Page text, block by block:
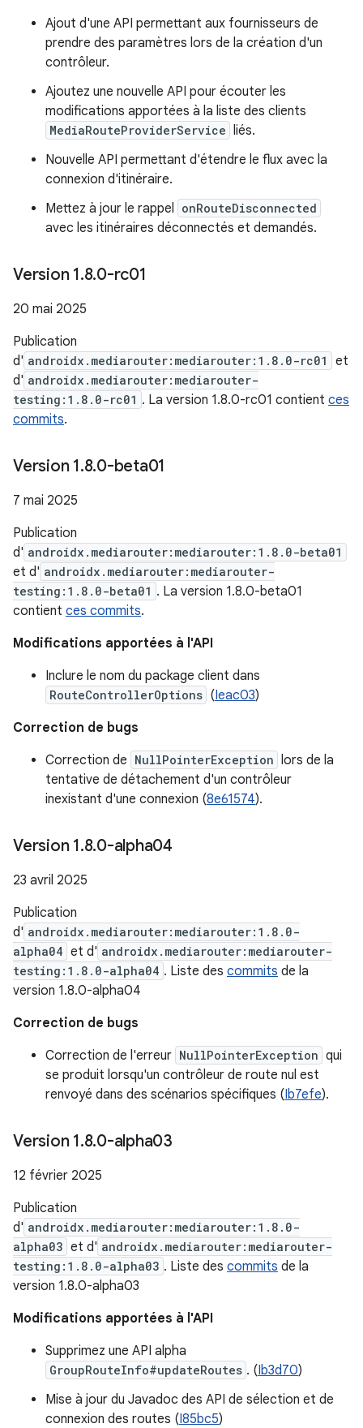
Ajout d'une API permettant aux fournisseurs de
prendre des paramètres lors de la création d'un
contrôleur.
Ajoutez une nouvelle API pour écouter les
modifications apportées à la liste des clients
MediaRouteProviderService liés.
Nouvelle API permettant d'étendre le flux avec la
connexion d'itinéraire.
Mettez à jour le rappel onRouteDisconnected
avec les itinéraires déconnectés et demandés.
Version 1.8.0-rc01
20 mai 2025
Publication
d' androidx.mediarouter:mediarouter:1.8.0-rc01
et
d' androidx.mediarouter:mediarouter-
testing:1.8.0-rc01 . La version 1.8.0-rc01 contient ces
commits.
Version 1.8.0-beta01
7 mai 2025
Publication
d' androidx.mediarouter:mediarouter:1.8.0-beta01
et d' androidx.mediarouter:mediarouter-
testing:1.8.0-beta01 . La version 1.8.0-beta01
contient ces commits.
Modifications apportées à l'API
Inclure le nom du package client dans
RouteControllerOptions (Ieac03)
Correction de bugs
Correction de NullPointerException lors de la
tentative de détachement d'un contrôleur
inexistant d'une connexion (8e61574).
Version 1.8.0-alpha04
23 avril 2025
Publication
d' androidx.mediarouter:mediarouter:1.8.0-
alpha04 et d' androidx.mediarouter:mediarouter-
testing:1.8.0-alpha04 . Liste des commits de la
version 1.8.0-alpha04
Correction de bugs
Correction de l'erreur NullPointerException qui
se produit lorsqu'un contrôleur de route nul est
renvoyé dans des scénarios spécifiques (Ib7efe).
Version 1.8.0-alpha03
12 février 2025
Publication
d' androidx.mediarouter:mediarouter:1.8.0-
alpha03 et d' androidx.mediarouter:mediarouter-
testing:1.8.0-alpha03 . Liste des commits de la
version 1.8.0-alpha03
Modifications apportées à l'API
Supprimez une API alpha
GroupRouteInfo#updateRoutes . (Ib3d70)
Mise à jour du Javadoc des API de sélection et de
connexion des routes (I85bc5)